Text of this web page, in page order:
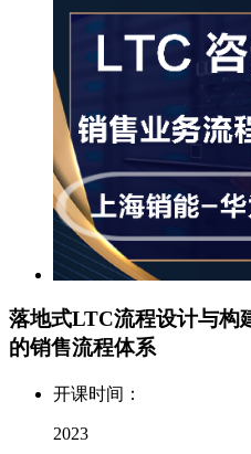
落地式LTC流程设计与构
的销售流程体系
开课时间：
2023